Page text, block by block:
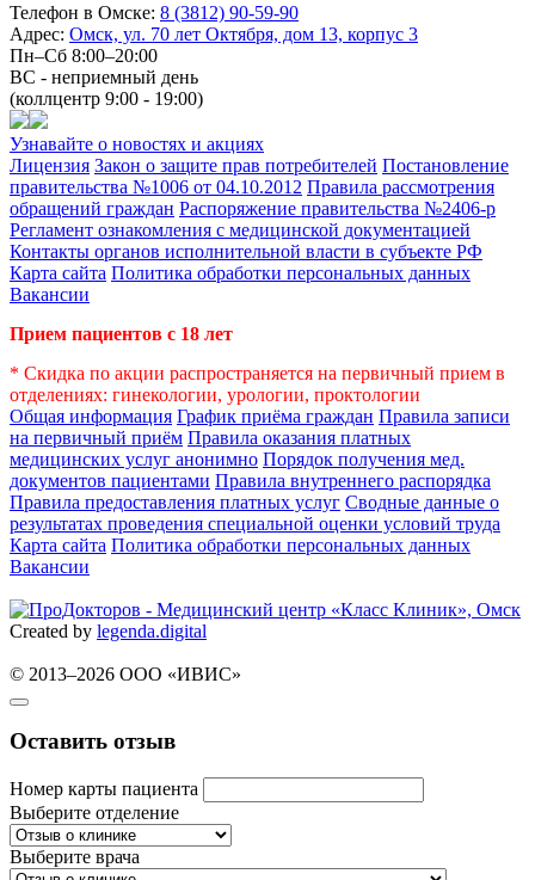
Телефон в Омске: 8 (3812) 90-59-90
Адрес: Омск, ул. 70 лет Октября, дом 13, корпус 3
Пн–Сб 8:00–20:00
ВС - неприемный день
(коллцентр 9:00 - 19:00)
Узнавайте о новостях и акциях
Лицензия Закон о защите прав потребителей Постановление
правительства №1006 от 04.10.2012 Правила рассмотрения
обращений граждан Распоряжение правительства №2406-р
Регламент ознакомления с медицинской документацией
Контакты органов исполнительной власти в субъекте РФ
Карта сайта Политика обработки персональных данных
Вакансии
Прием пациентов с 18 лет
* Скидка по акции распространяется на первичный прием в
отделениях: гинекологии, урологии, проктологии
Общая информация График приёма граждан Правила записи
на первичный приём Правила оказания платных
медицинских услуг анонимно Порядок получения мед.
документов пациентами Правила внутреннего распорядка
Правила предоставления платных услуг Сводные данные о
результатах проведения специальной оценки условий труда
Карта сайта Политика обработки персональных данных
Вакансии
Created by legenda.digital
© 2013–2026 ООО «ИВИС»
Оставить отзыв
Номер карты пациента
Выберите отделение
Выберите врача